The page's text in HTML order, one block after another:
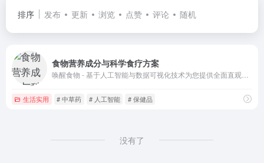
排序 发布 更新 浏览 点赞 评论 随机
食物营养成分与科学食疗方案
生活实用 # 中草药 # 人工智能 # 保健品
没有了